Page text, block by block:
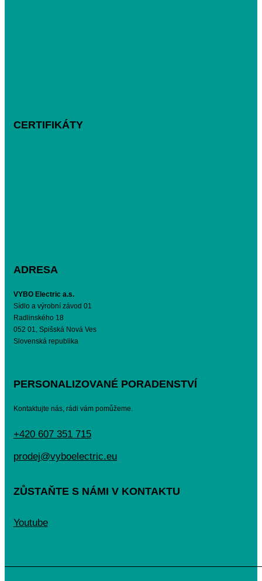
CERTIFIKÁTY
ADRESA
VYBO Electric a.s.
Sídlo a výrobní závod 01
Radlinského 18
052 01, Spišská Nová Ves
Slovenská republika
PERSONALIZOVANÉ PORADENSTVÍ
Kontaktujte nás, rádi vám pomůžeme.
+420 607 351 715
prodej@vyboelectric.eu
ZŮSTAŇTE S NÁMI V KONTAKTU
Youtube